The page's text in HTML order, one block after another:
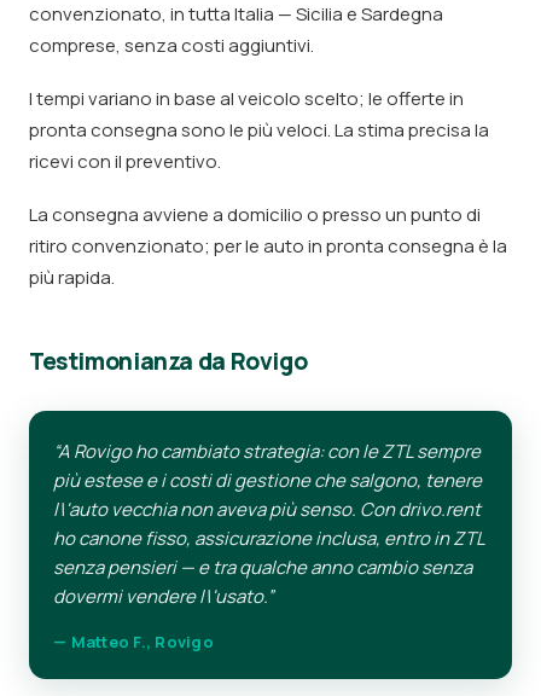
convenzionato, in tutta Italia — Sicilia e Sardegna
comprese, senza costi aggiuntivi.
I tempi variano in base al veicolo scelto; le offerte in
pronta consegna sono le più veloci. La stima precisa la
ricevi con il preventivo.
La consegna avviene a domicilio o presso un punto di
ritiro convenzionato; per le auto in pronta consegna è la
più rapida.
Testimonianza da Rovigo
“A Rovigo ho cambiato strategia: con le ZTL sempre
più estese e i costi di gestione che salgono, tenere
l\'auto vecchia non aveva più senso. Con drivo.rent
ho canone fisso, assicurazione inclusa, entro in ZTL
senza pensieri — e tra qualche anno cambio senza
dovermi vendere l\'usato.”
— Matteo F., Rovigo